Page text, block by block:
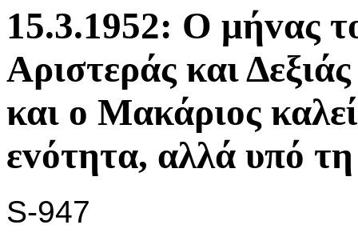
15.3.1952: Ο μήvας
Αριστεράς και
και o Μακάριoς
εvότητα, αλλά υπό
S-947